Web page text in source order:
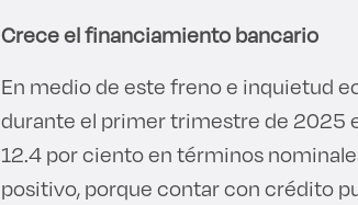
Crece el financiamiento bancario
En medio de este freno e inquietud
durante el primer trimestre de 2025
12.4 por ciento en términos
positivo, porque contar con crédito